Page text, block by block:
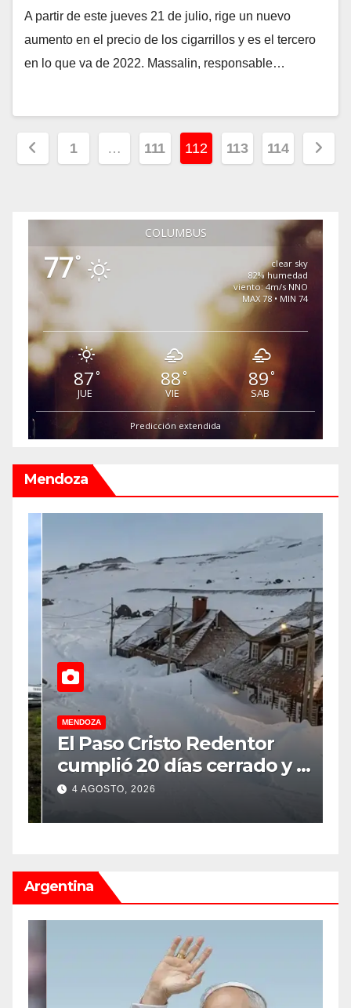
A partir de este jueves 21 de julio, rige un nuevo
aumento en el precio de los cigarrillos y es el tercero
en lo que va de 2022. Massalin, responsable…
Paginación
entradas
1 … 111 112 113 114
COLUMBUS
77°
clear sky
82% humedad
viento: 4m/s NNO
MAX 78 • MIN 74
87°
JUE
88°
VIE
89°
SAB
Predicción extendida
Mendoza
MENDOZA
El Paso Cristo Redentor
cumplió 20 días cerrado y no
hay certeza sobre su
reapertura
4 AGOSTO, 2026
Argentina